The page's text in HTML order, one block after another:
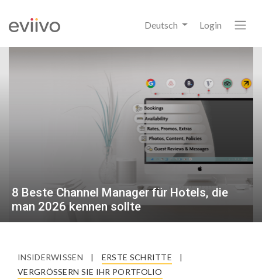
Deutsch Login
8 Beste Channel Manager für Hotels, die
man 2026 kennen sollte
INSIDERWISSEN | ERSTE SCHRITTE
|
VERGRÖSSERN SIE IHR PORTFOLIO